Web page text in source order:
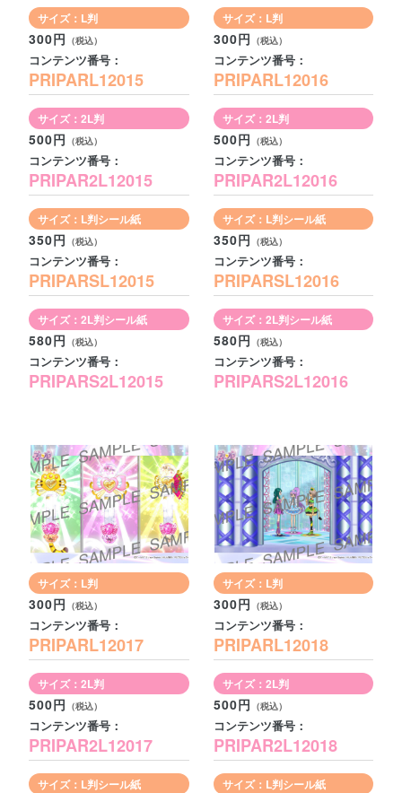
サイズ：L判
300円
コンテンツ番号：
PRIPARL12015
サイズ：2L判
500円
コンテンツ番号：
PRIPAR2L12015
サイズ：L判シール紙
350円
コンテンツ番号：
PRIPARSL12015
サイズ：2L判シール紙
580円
コンテンツ番号：
PRIPARS2L12015
サイズ：L判
300円
コンテンツ番号：
PRIPARL12016
サイズ：2L判
500円
コンテンツ番号：
PRIPAR2L12016
サイズ：L判シール紙
350円
コンテンツ番号：
PRIPARSL12016
サイズ：2L判シール紙
580円
コンテンツ番号：
PRIPARS2L12016
サイズ：L判
300円
コンテンツ番号：
PRIPARL12017
サイズ：2L判
500円
コンテンツ番号：
PRIPAR2L12017
サイズ：L判シール紙
サイズ：L判
300円
コンテンツ番号：
PRIPARL12018
サイズ：2L判
500円
コンテンツ番号：
PRIPAR2L12018
サイズ：L判シール紙